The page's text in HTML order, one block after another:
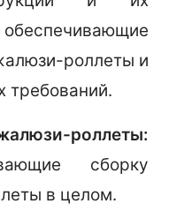
роллеты и
требований.
роллеты:
сборку
в целом.